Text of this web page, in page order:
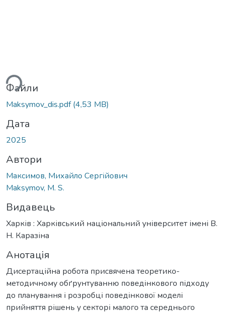
Файли
Maksymov_dis.pdf(4,53 MB)
Дата
2025
Автори
Максимов, Михайло Сергійович
Maksymov, M. S.
Видавець
Харків : Харківський національний університет імені В.
Н. Каразіна
Анотація
Дисертаційна робота присвячена теоретико-
методичному обґрунтуванню поведінкового підходу
до планування і розробці поведінкової моделі
прийняття рішень у секторі малого та середнього